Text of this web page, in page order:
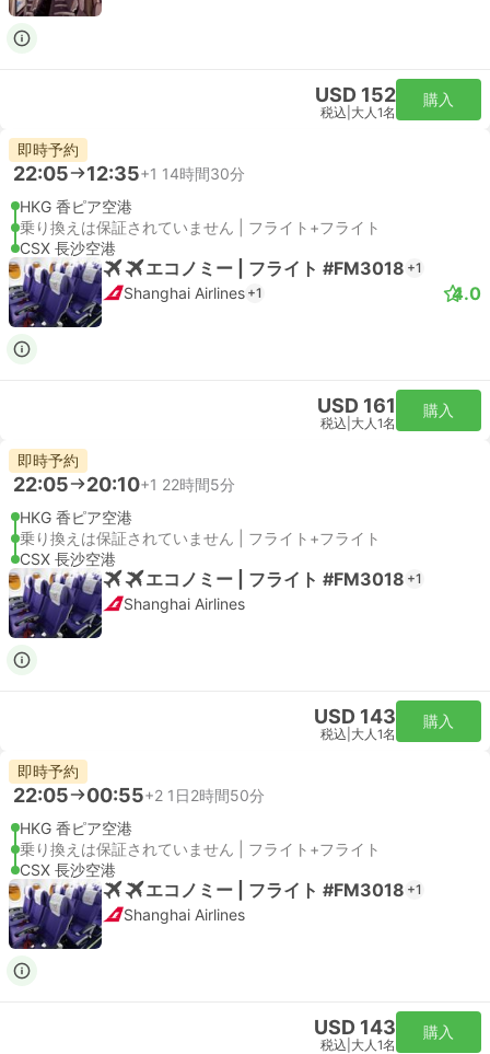
USD 152
税込 大人1名
購入
即時予約
22:05 12:35+1 14時間30分
HKG 香ピア空港
乗り換えは保証されていません | フライト+フライト
CSX 長沙空港
エコノミー | フライト #FM3018 +1
Shanghai Airlines +1 4.0
USD 161
税込 大人1名
購入
即時予約
22:05 20:10+1 22時間5分
HKG 香ピア空港
乗り換えは保証されていません | フライト+フライト
CSX 長沙空港
エコノミー | フライト #FM3018 +1
Shanghai Airlines
USD 143
税込 大人1名
購入
即時予約
22:05 00:55+2 1日2時間50分
HKG 香ピア空港
乗り換えは保証されていません | フライト+フライト
CSX 長沙空港
エコノミー | フライト #FM3018 +1
Shanghai Airlines
USD 143
税込 大人1名
購入